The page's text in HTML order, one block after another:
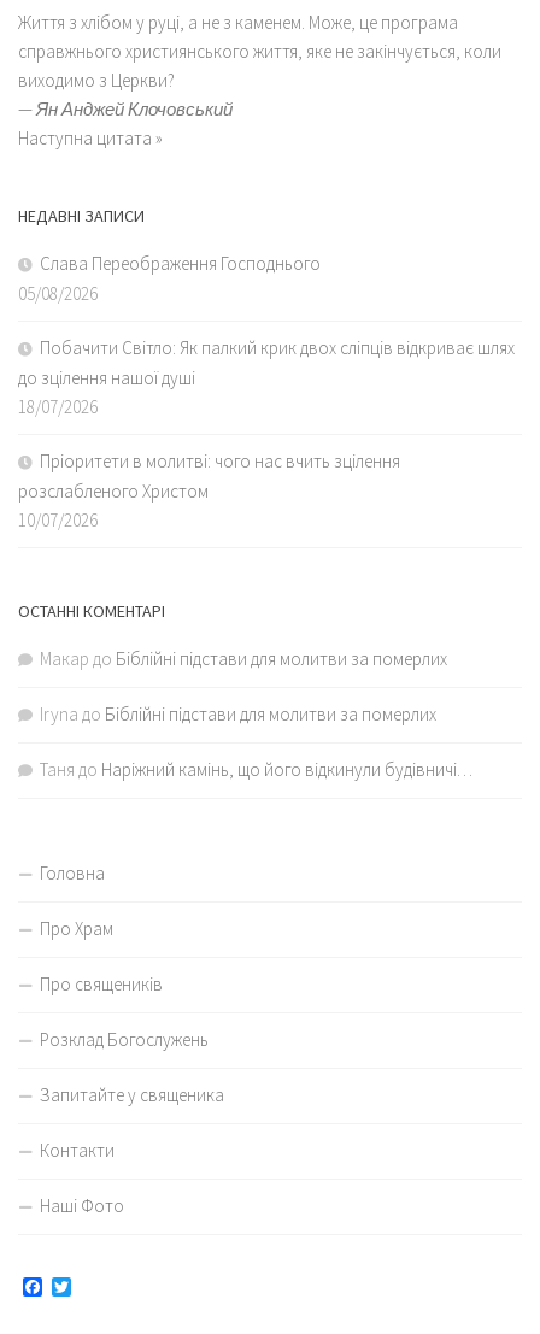
Життя з хлібом у руці, а не з каменем. Може, це програма
справжнього християнського життя, яке не закінчується, коли
виходимо з Церкви?
—Ян Анджей Клочовський
Наступна цитата »
НЕДАВНІ ЗАПИСИ
Слава Переображення Господнього
05/08/2026
Побачити Світло: Як палкий крик двох сліпців відкриває шлях
до зцілення нашої душі
18/07/2026
Пріоритети в молитві: чого нас вчить зцілення
розслабленого Христом
10/07/2026
ОСТАННІ КОМЕНТАРІ
Макар до Біблійні підстави для молитви за померлих
Iryna до Біблійні підстави для молитви за померлих
Таня до Наріжний камінь, що його відкинули будівничі…
Головна
Про Храм
Про священиків
Розклад Богослужень
Запитайте у священика
Контакти
Наші Фото
Facebook